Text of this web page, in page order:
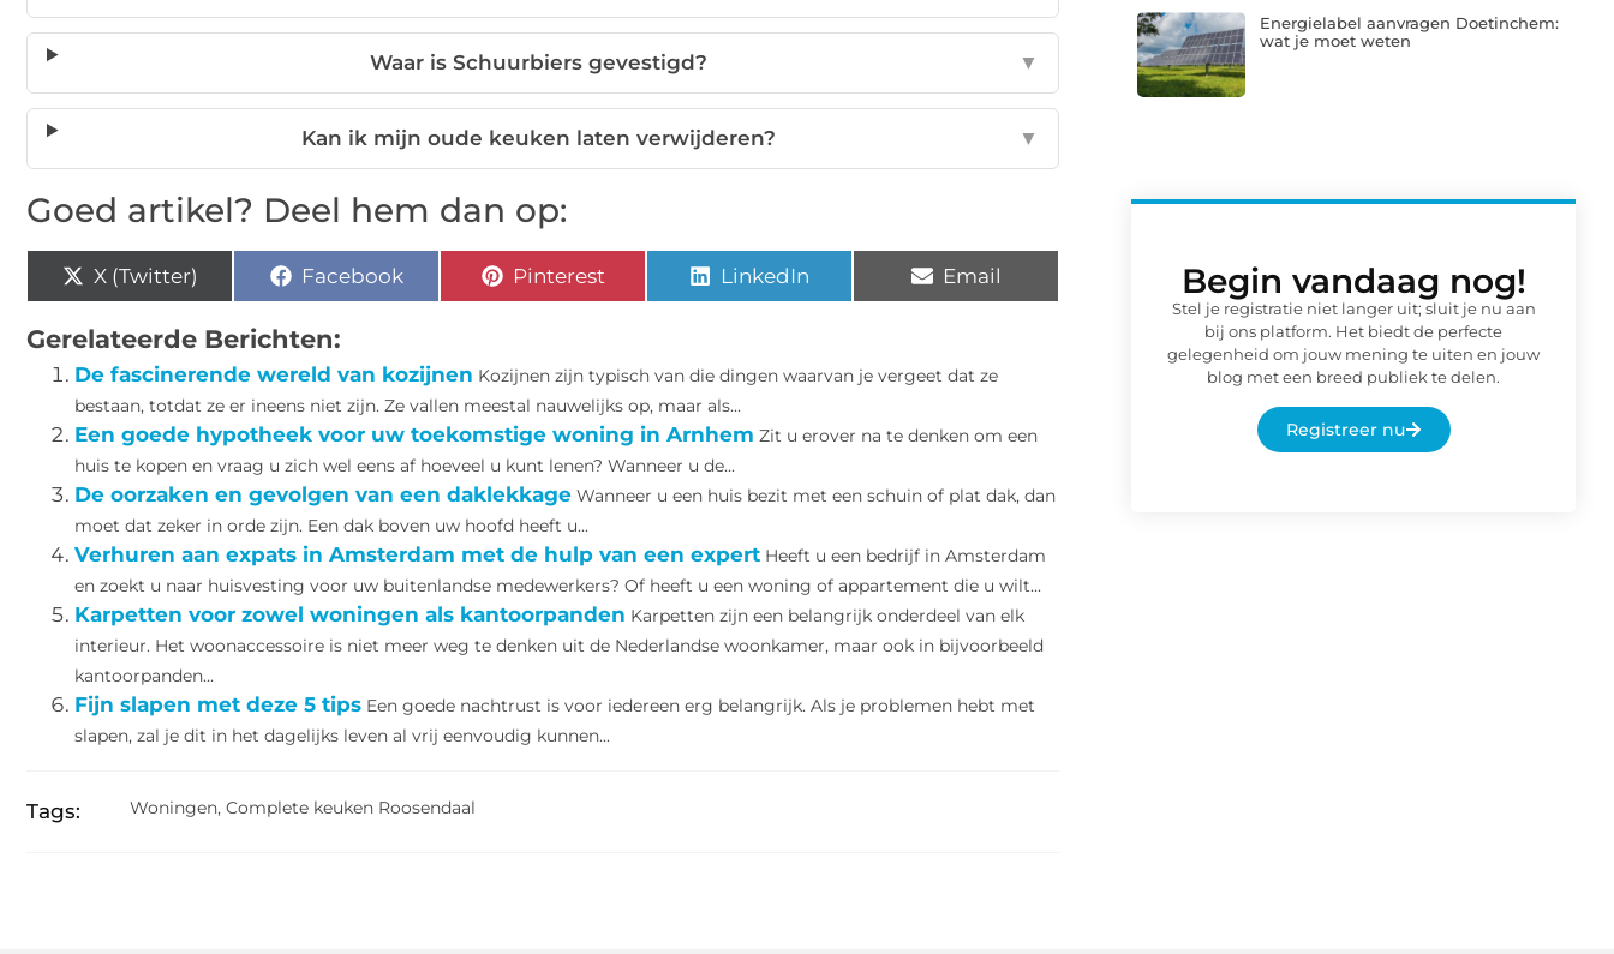
Waar is Schuurbiers gevestigd? ▼
Kan ik mijn oude keuken laten verwijderen? ▼
Goed artikel? Deel hem dan op:
X (Twitter) Facebook Pinterest LinkedIn Email
Gerelateerde Berichten:
De fascinerende wereld van kozijnen Kozijnen zijn typisch van die dingen waarvan je vergeet dat ze
bestaan, totdat ze er ineens niet zijn. Ze vallen meestal nauwelijks op, maar als...
Een goede hypotheek voor uw toekomstige woning in Arnhem Zit u erover na te denken om een
huis te kopen en vraag u zich wel eens af hoeveel u kunt lenen? Wanneer u de...
De oorzaken en gevolgen van een daklekkage Wanneer u een huis bezit met een schuin of plat dak, dan
moet dat zeker in orde zijn. Een dak boven uw hoofd heeft u...
Verhuren aan expats in Amsterdam met de hulp van een expert Heeft u een bedrijf in Amsterdam
en zoekt u naar huisvesting voor uw buitenlandse medewerkers? Of heeft u een woning of appartement die u wilt...
Karpetten voor zowel woningen als kantoorpanden Karpetten zijn een belangrijk onderdeel van elk
interieur. Het woonaccessoire is niet meer weg te denken uit de Nederlandse woonkamer, maar ook in bijvoorbeeld
kantoorpanden...
Fijn slapen met deze 5 tips Een goede nachtrust is voor iedereen erg belangrijk. Als je problemen hebt met
slapen, zal je dit in het dagelijks leven al vrij eenvoudig kunnen...
Tags: Woningen, Complete keuken Roosendaal
Energielabel aanvragen Doetinchem:
wat je moet weten
Begin vandaag nog!
Stel je registratie niet langer uit; sluit je nu aan
bij ons platform. Het biedt de perfecte
gelegenheid om jouw mening te uiten en jouw
blog met een breed publiek te delen.
Registreer nu